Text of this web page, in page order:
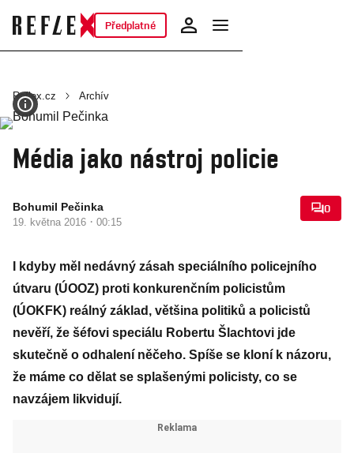
Předplatné
Reflex.cz Archív
Média jako nástroj policie
Bohumil Pečinka
19. května 2016 · 00:15
0
I kdyby měl nedávný zásah speciálního policejního
útvaru (ÚOOZ) proti konkurenčním policistům
(ÚOKFK) reálný základ, většina politiků a policistů
nevěří, že šéfovi speciálu Robertu Šlachtovi jde
skutečně o odhalení něčeho. Spíše se kloní k názoru,
že máme co dělat se splašenými policisty, co se
navzájem likvidují.